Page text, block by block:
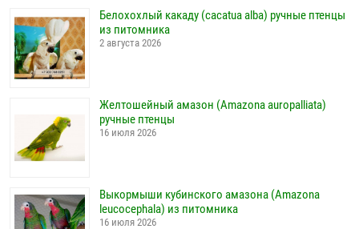
Белохохлый какаду (cacatua alba) ручные птенцы
из питомника
2 августа 2026
Желтошейный амазон (Amazona auropalliata)
ручные птенцы
16 июля 2026
Выкормыши кубинского амазона (Amazona
leucocephala) из питомника
16 июля 2026